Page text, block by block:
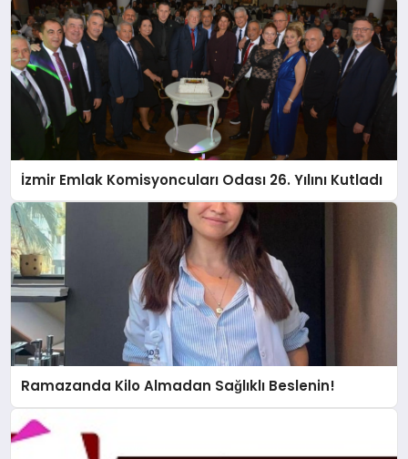
İzmir Emlak Komisyoncuları Odası 26. Yılını Kutladı
Ramazanda Kilo Almadan Sağlıklı Beslenin!